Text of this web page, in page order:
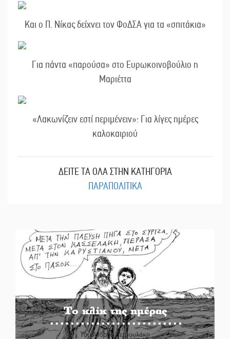
Και ο Π. Νίκας δείχνει τον ΦοΔΣΑ για τα «σπιτάκια»
Για πάντα «παρούσα» στο Ευρωκοινοβούλιο η
Μαριέττα
«Λακωνίζειν εστί περιμένειν»: Για λίγες ημέρες
καλοκαιριού
ΔΕΙΤΕ ΤΑ ΟΛΑ ΣΤΗΝ ΚΑΤΗΓΟΡΙΑ
ΠΑΡΑΠΟΛΙΤΙΚΑ
Το κλίκ της ημέρας
Του Ανδρέα Πετρουλάκη